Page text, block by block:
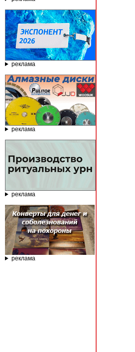
реклама
реклама
реклама
реклама